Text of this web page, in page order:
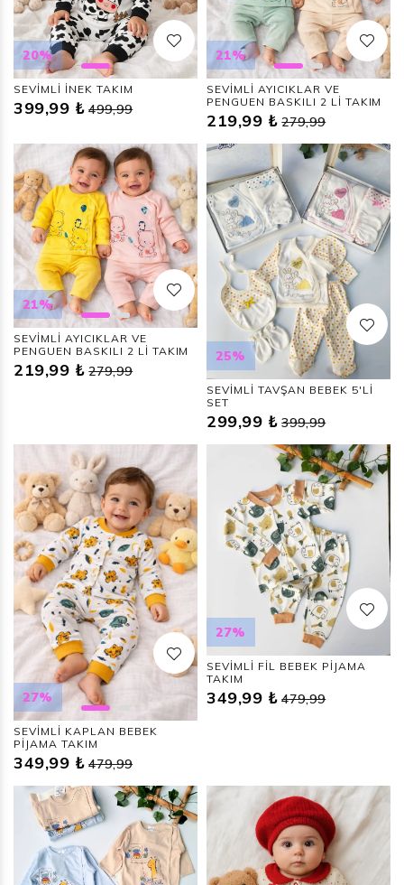
20%
SEVİMLİ İNEK TAKIM
399,99 ₺ 499,99
21%
SEVİMLİ AYICIKLAR VE
PENGUEN BASKILI 2 Lİ TAKIM
219,99 ₺ 279,99
21%
SEVİMLİ AYICIKLAR VE
PENGUEN BASKILI 2 Lİ TAKIM
219,99 ₺ 279,99
25%
SEVİMLİ TAVŞAN BEBEK 5'Lİ
SET
299,99 ₺ 399,99
27%
SEVİMLİ KAPLAN BEBEK
PİJAMA TAKIM
349,99 ₺ 479,99
27%
SEVİMLİ FİL BEBEK PİJAMA
TAKIM
349,99 ₺ 479,99